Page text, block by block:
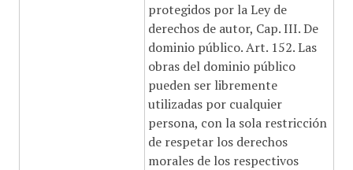
protegidos por la Ley de
derechos de autor, Cap. III. De
dominio público. Art. 152. Las
obras del dominio público
pueden ser libremente
utilizadas por cualquier
persona, con la sola restricción
de respetar los derechos
morales de los respectivos